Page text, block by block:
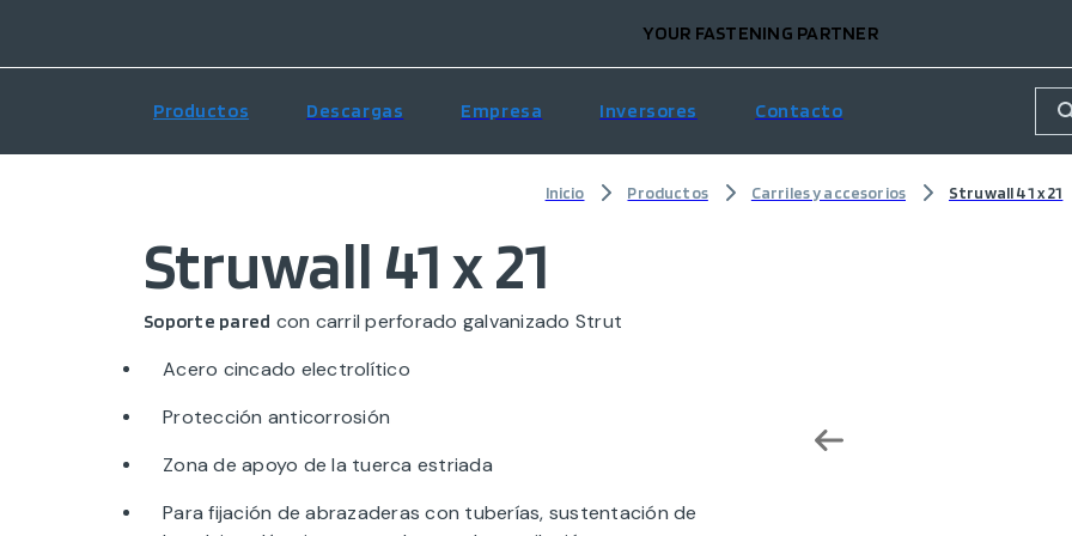
YOUR FASTENING PARTNER
Productos Descargas Empresa Inversores Contacto
Inicio Productos Carriles y accesorios Struwall 41 x 21
Struwall 41 x 21
Soporte pared con carril perforado galvanizado Strut
Acero cincado electrolítico
Protección anticorrosión
Zona de apoyo de la tuerca estriada
Para fijación de abrazaderas con tuberías, sustentación de